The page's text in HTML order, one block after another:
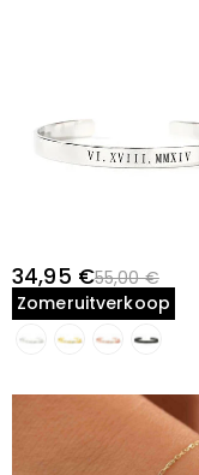
34,95 €55,00 €
Zomeruitverkoop